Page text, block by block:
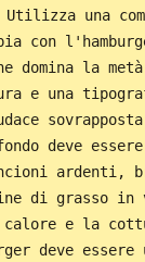
Utilizza una
con
domina la
e una
deve
ardenti,
di grasso in
e la
deve essere